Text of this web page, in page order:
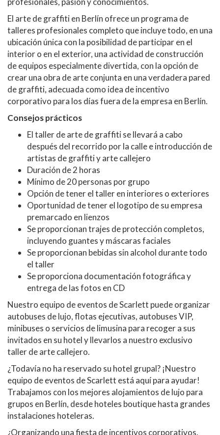
El arte de graffiti en Berlín ofrece un programa de
talleres profesionales completo que incluye todo, en una
ubicación única con la posibilidad de participar en el
interior o en el exterior, una actividad de construcción
de equipos especialmente divertida, con la opción de
crear una obra de arte conjunta en una verdadera pared
de graffiti, adecuada como idea de incentivo
corporativo para los días fuera de la empresa en Berlín.
Consejos prácticos
El taller de arte de graffiti se llevará a cabo
después del recorrido por la calle e introducción de
artistas de graffiti y arte callejero
Duración de 2 horas
Mínimo de 20 personas por grupo
Opción de tener el taller en interiores o exteriores
Oportunidad de tener el logotipo de su empresa
premarcado en lienzos
Se proporcionan trajes de protección completos,
incluyendo guantes y máscaras faciales
Se proporcionan bebidas sin alcohol durante todo
el taller
Se proporciona documentación fotográfica y
entrega de las fotos en CD
Nuestro equipo de eventos de Scarlett puede organizar
autobuses de lujo, flotas ejecutivas, autobuses VIP,
minibuses o servicios de limusina para recoger a sus
invitados en su hotel y llevarlos a nuestro exclusivo
taller de arte callejero.
¿Todavía no ha reservado su hotel grupal? ¡Nuestro
equipo de eventos de Scarlett está aquí para ayudar!
Trabajamos con los mejores alojamientos de lujo para
grupos en Berlín, desde hoteles boutique hasta grandes
instalaciones hoteleras.
¿Organizando una fiesta de incentivos corporativos,